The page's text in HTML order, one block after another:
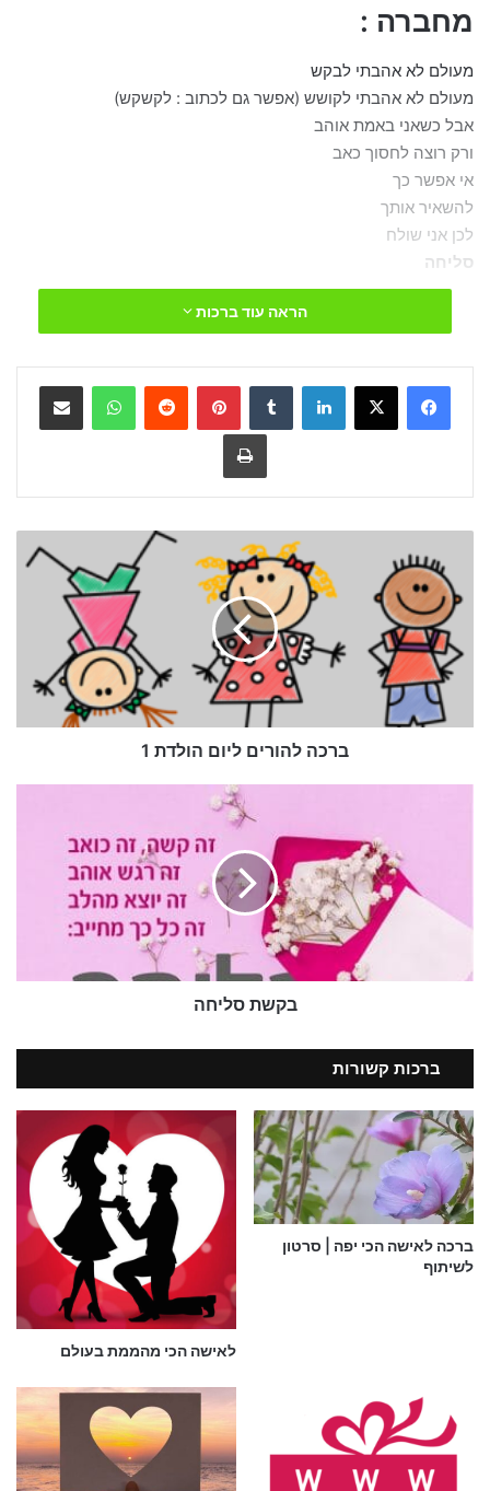
מחברה :
מעולם לא אהבתי לבקש
מעולם לא אהבתי לקושש (אפשר גם לכתוב : לקשקש)
אבל כשאני באמת אוהב
ורק רוצה לחסוך כאב
אי אפשר כך
להשאיר אותך
לכן אני שולח
סליחה
סליחה ערב יום כיפור
זה קשה זה כואב
זה רגש אוהב
לעוד ברכות המכילות את המילה : סליחה
סליחה ערב יום כיפור מאחי היקר
סליחה | מכתב התנצלות
הראה עוד ברכות
LinkedIn
Tumblr
Pinterest
Reddit
WhatsApp
שתף
הדפס
להורים
ליום
הולדת
ברכה להורים ליום הולדת 1
בקשת סליחה
ברכות קשורות
לאישה הכי מהממת בעולם
ברכה לאישה הכי יפה | סרטון
לשיתוף